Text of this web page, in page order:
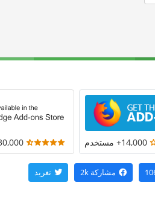
14,000+ مستخدم 30,000+
مشاركة 2k تغريد